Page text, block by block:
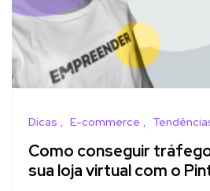
Dicas E-commerce
Como conseguir
sua loja virtual com o